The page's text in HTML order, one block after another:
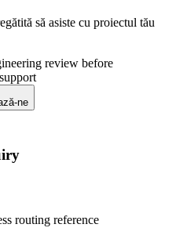
să asiste cu proiectul tău
review before
ne
routing reference